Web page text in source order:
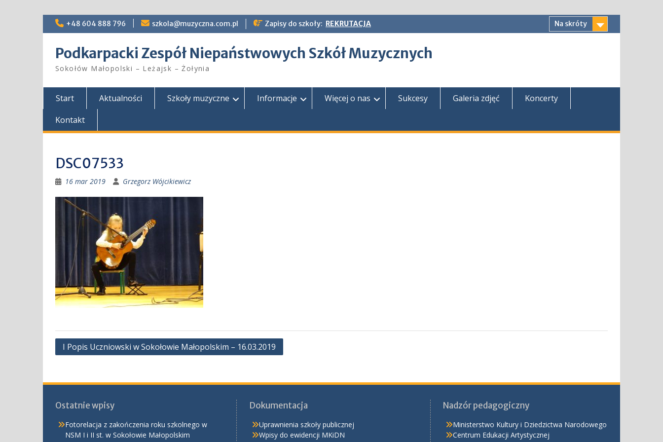
Skip
+48 604 888 796 szkola@muzyczna.com.pl Zapisy do szkoły: REKRUTACJA Na skróty
Podkarpacki Zespół Niepaństwowych Szkół Muzycznych
Sokołów Małopolski – Leżajsk – Żołynia
Start Aktualności Szkoły muzyczne Informacje Więcej o nas Sukcesy Galeria zdjęć
Koncerty
Kontakt
DSC07533
16 mar 2019 Grzegorz Wójcikiewicz
Nawigacja
I Popis Uczniowski w Sokołowie Małopolskim – 16.03.2019
Ostatnie wpisy
Fotorelacja z zakończenia roku szkolnego w
NSM I i II st. w Sokołowie Małopolskim
Dokumentacja
Uprawnienia szkoły publicznej
Wpisy do ewidencji MKiDN
Nadzór pedagogiczny
Ministerstwo Kultury i Dziedzictwa Narodowego
Centrum Edukacji Artystycznej